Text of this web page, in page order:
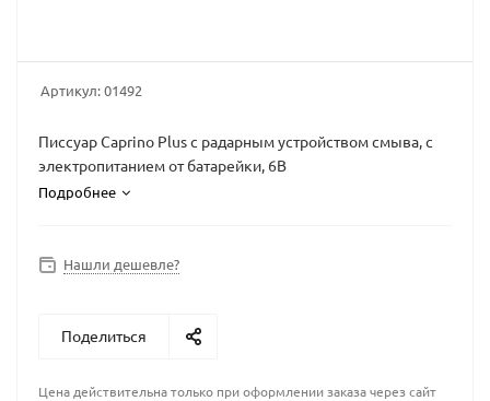
Артикул:01492
Писсуар Caprino Plus с радарным устройством смыва, с
электропитанием от батарейки, 6В
Подробнее
Нашли дешевле?
Поделиться
Цена действительна только при оформлении заказа через сайт